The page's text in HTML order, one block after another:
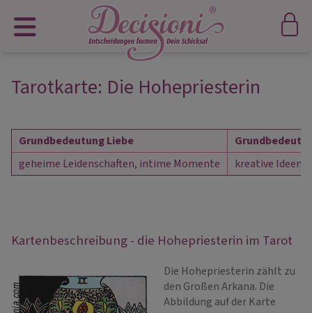
Tarotkarte: Die Hohepriesterin
Grundbedeutung Liebe
geheime Leidenschaften, intime Momente
kreative Ideen
Kartenbeschreibung - die Hohepriesterin im Tarot
Die Hohepriesterin zählt zu
den Großen Arkana. Die
Abbildung auf der Karte